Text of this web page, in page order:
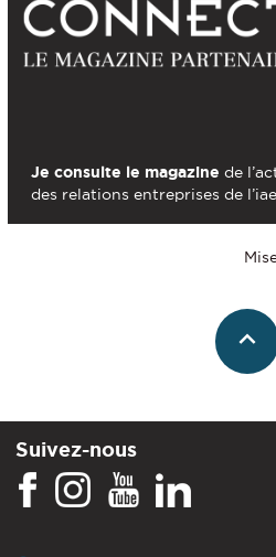
Je consulte le magazine de
des relations entreprises de
Suivez-nous